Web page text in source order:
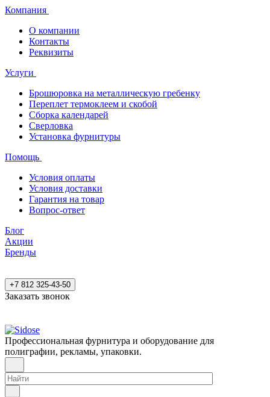
Компания
О компании
Контакты
Реквизиты
Услуги
Брошюровка на металлическую гребенку
Переплет термоклеем и скобой
Сборка календарей
Сверловка
Установка фурнитуры
Помощь
Условия оплаты
Условия доставки
Гарантия на товар
Вопрос-ответ
Блог
Акции
Бренды
+7 812 325-43-50
Заказать звонок
Профессиональная фурнитура и оборудование для
полиграфии, рекламы, упаковки.